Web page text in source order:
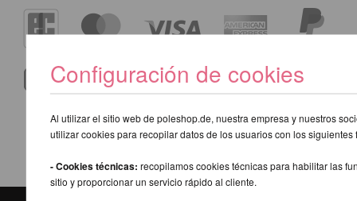
Configuración de cookies
Al utilizar el sitio web de poleshop.de, nuestra empresa y nuestros
utilizar cookies para recopilar datos de los usuarios con los siguientes
- Cookies técnicas: recopilamos cookies técnicas para habilitar las
sitio y proporcionar un servicio rápido al cliente.